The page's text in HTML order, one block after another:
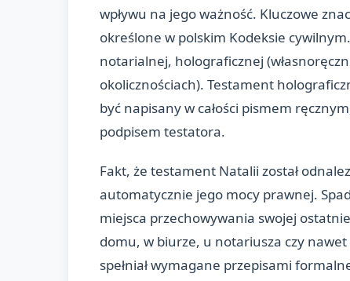
wpływu na jego ważność. Kluczowe
określone w polskim Kodeksie
notarialnej, holograficznej
okolicznościach). Testament
być napisany w całości pismem
podpisem testatora.
Fakt, że testament Natalii został
automatycznie jego mocy prawnej.
miejsca przechowywania swojej
domu, w biurze, u notariusza czy
spełniał wymagane przepisami